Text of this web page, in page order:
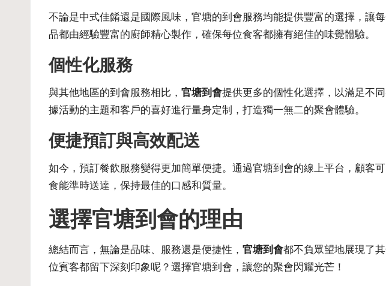
不論是中式佳餚還是國際風味，官塘的到會服務均能提供豐富的選擇，讓
品都由經驗豐富的廚師精心製作，確保每位食客都擁有絕佳的味覺體驗。
個性化服務
與其他地區的到會服務相比， 官塘到會提供更多的個性化選擇，以滿足不
據活動的主題和客戶的喜好進行量身定制，打造獨一無二的聚會體驗。
便捷預訂與高效配送
如今，預訂餐飲服務變得更加簡單便捷。通過官塘到會的線上平台，顧客
食能準時送達，保持最佳的口感和質量。
選擇官塘到會的理由
總結而言，無論是品味、服務還是便捷性， 官塘到會都不負眾望地展現了
位賓客都留下深刻印象呢？選擇官塘到會，讓您的聚會閃耀光芒！